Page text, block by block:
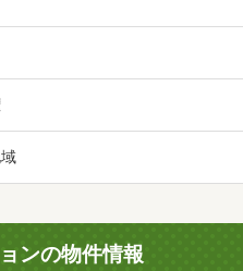
ンの物件情報